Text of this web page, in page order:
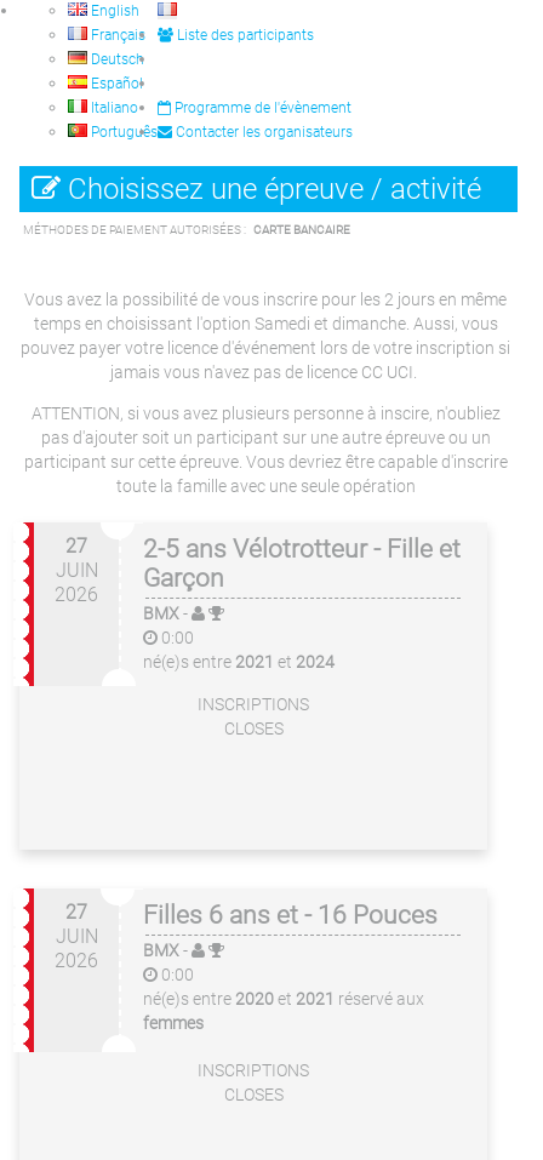
English
Français
Deutsch
Español
Italiano
Português
Liste des participants
Programme de l'évènement
Contacter les organisateurs
Choisissez une épreuve / activité
MÉTHODES DE PAIEMENT AUTORISÉES : CARTE BANCAIRE
Vous avez la possibilité de vous inscrire pour les 2 jours en même
temps en choisissant l'option Samedi et dimanche. Aussi, vous
pouvez payer votre licence d'événement lors de votre inscription si
jamais vous n'avez pas de licence CC UCI.
ATTENTION, si vous avez plusieurs personne à inscire, n'oubliez
pas d'ajouter soit un participant sur une autre épreuve ou un
participant sur cette épreuve. Vous devriez être capable d'inscrire
toute la famille avec une seule opération
27
JUIN
2026
2-5 ans Vélotrotteur - Fille et
Garçon
BMX-
0:00
né(e)s entre 2021 et 2024
INSCRIPTIONS
CLOSES
27
JUIN
2026
Filles 6 ans et - 16 Pouces
BMX-
0:00
né(e)s entre 2020et 2021 réservé aux
femmes
INSCRIPTIONS
CLOSES